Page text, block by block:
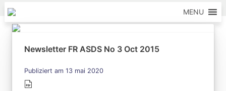
Skip to content
MENU
Newsletter FR ASDS No 3 Oct 2015
Publiziert am 13 mai 2020